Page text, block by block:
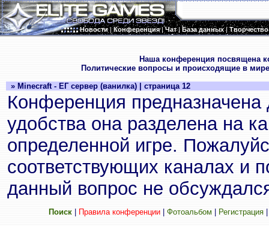
Новости|Конференция|Чат|База данных|Творчество
Наша конференция посвящена
Политические вопросы и происходящие в
» Minecraft - ЕГ сервер (ванилка) | страница 12
Конференция
удобства она разделена на
определенной игре.
соответствующих каналах и
данный вопрос не
Поиск| Правила конференции| Фотоальбом Регистрация